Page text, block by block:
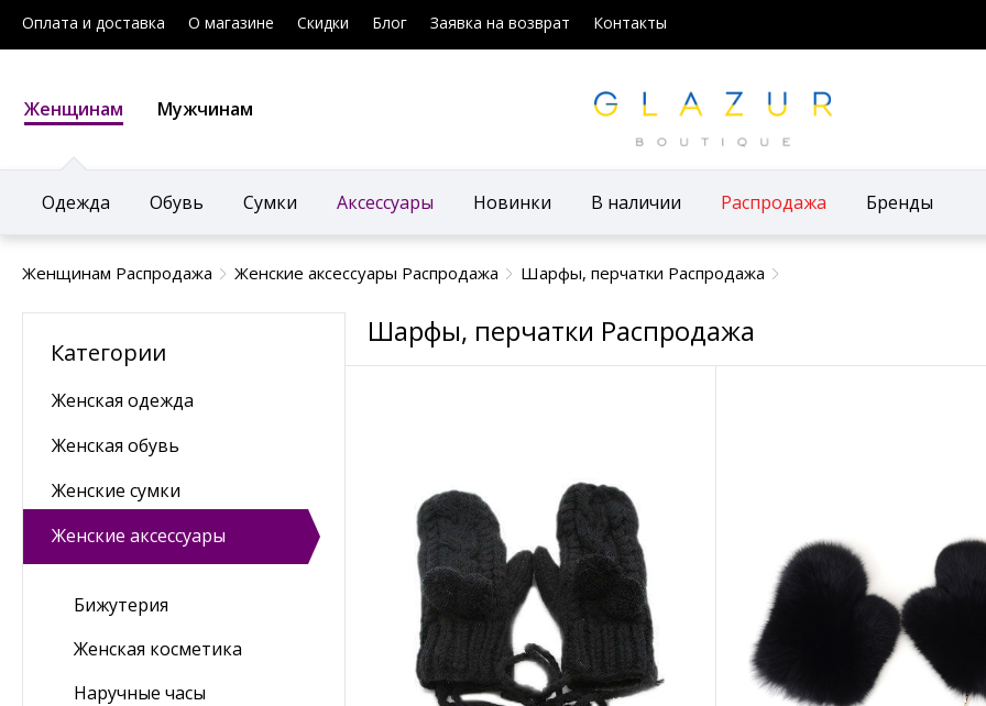
Оплата и доставка О магазине Скидки Блог Заявка на возврат Контакты
Женщинам
Одежда Обувь Сумки Аксессуары Новинки В наличии Распродажа Бренды
Мужчинам
Женщинам Распродажа Женские аксессуары Распродажа Шарфы, перчатки Распродажа
Категории
Женская одежда
Женская обувь
Женские сумки
Женские аксессуары
Бижутерия
Женская косметика
Наручные часы
Шарфы, перчатки Распродажа